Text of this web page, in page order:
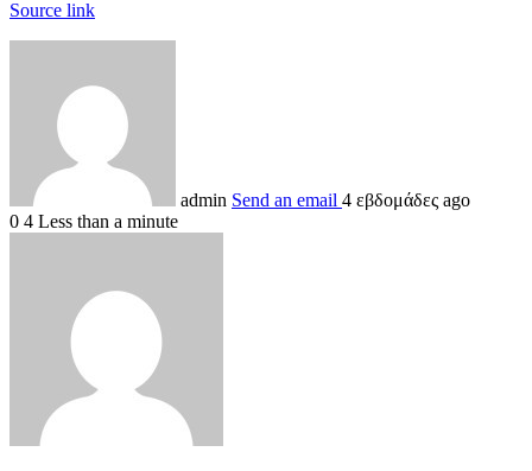
Source link
admin Send an email 4 εβδομάδες ago
0 4 Less than a minute